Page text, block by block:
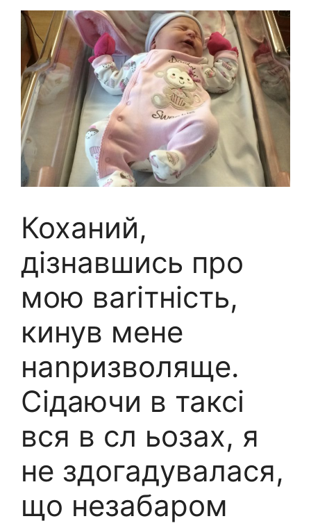
Коханий,
дізнавшись про
мою ваrітність,
кинув мене
наnризволяще.
Сідаючи в таксі
вся в сл ьозах, я
не здогадувалася,
що незабаром